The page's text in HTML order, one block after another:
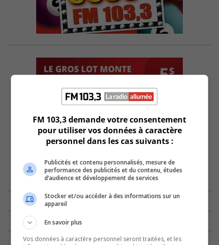
FM 103,3 demande votre consentement
pour utiliser vos données à caractère
personnel dans les cas suivants :
Publicités et contenu personnalisés, mesure de
performance des publicités et du contenu, études
d’audience et développement de services
Stocker et/ou accéder à des informations sur un
appareil
En savoir plus
Vos données à caractère personnel seront traitées, et les